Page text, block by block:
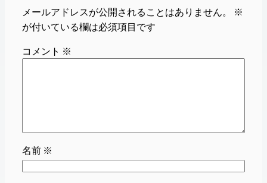
メールアドレスが公開されることはありません。
※
が付いている欄は必須項目です
コメント ※
名前 ※